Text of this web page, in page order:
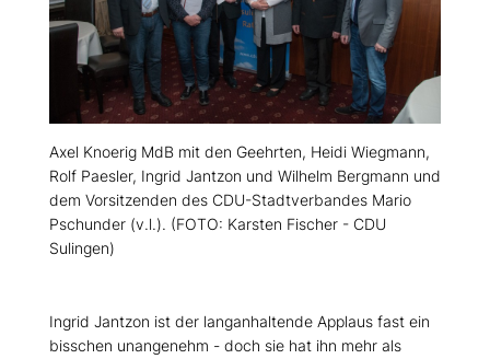
Axel Knoerig MdB mit den Geehrten, Heidi Wiegmann,
Rolf Paesler, Ingrid Jantzon und Wilhelm Bergmann und
dem Vorsitzenden des CDU-Stadtverbandes Mario
Pschunder (v.l.). (FOTO: Karsten Fischer - CDU
Sulingen)
Ingrid Jantzon ist der langanhaltende Applaus fast ein
bisschen unangenehm - doch sie hat ihn mehr als